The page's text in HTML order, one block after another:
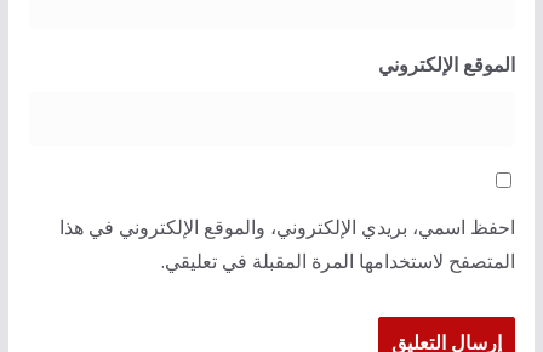
الموقع الإلكتروني
احفظ اسمي، بريدي الإلكتروني، والموقع الإلكتروني في هذا
المتصفح لاستخدامها المرة المقبلة في تعليقي.